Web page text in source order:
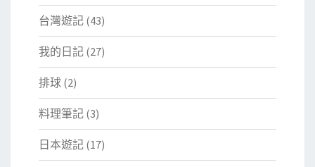
台灣遊記 (43)
我的日記 (27)
排球 (2)
料理筆記 (3)
日本遊記 (17)